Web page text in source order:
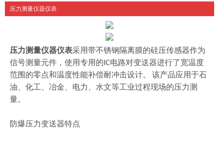
压力测量仪器仪表
压力测量仪器仪表采用带不锈钢隔离膜的硅压传感器作为
信号测量元件，使用专用的 IC电路对变送器进行了宽温度
范围的零点和温度性能补偿耐冲击设计。
该产品应用于石
油、化工、冶金、电力、水文等工业过程现场的压力测
量。
防爆压力变送器特点